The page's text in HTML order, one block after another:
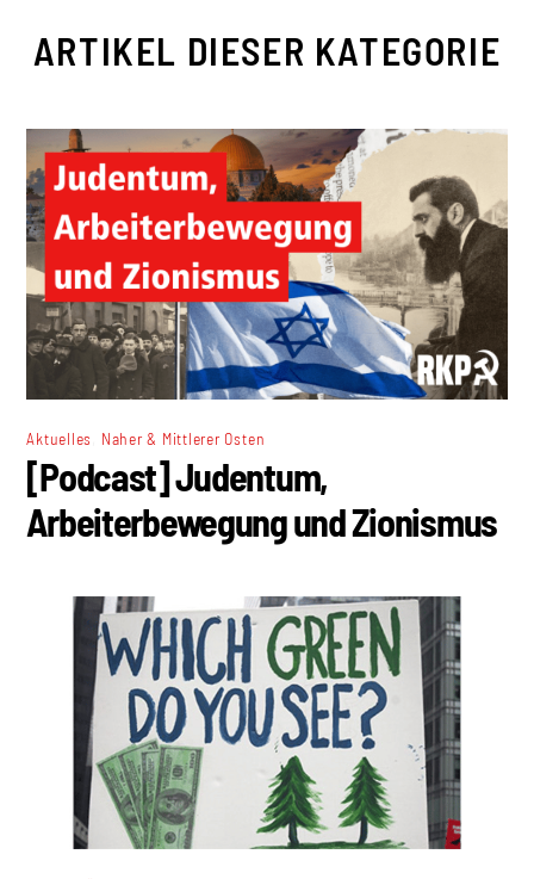
ARTIKEL DIESER KATEGORIE
Aktuelles Naher & Mittlerer Osten
[Podcast] Judentum,
Arbeiterbewegung und Zionismus